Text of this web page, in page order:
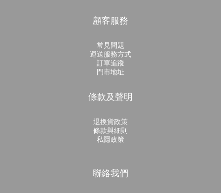
顧客服務
常見問題
運送服務方式
訂單追蹤
門市地址
條款及聲明
退換貨政策
條款與細則
私隱政策
聯絡我們